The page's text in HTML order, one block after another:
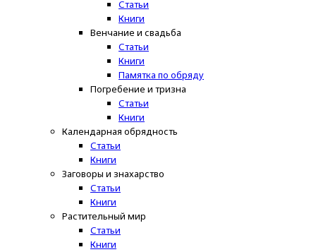
Статьи
Книги
Венчание и свадьба
Статьи
Книги
Памятка по обряду
Погребение и тризна
Статьи
Книги
Календарная обрядность
Статьи
Книги
Заговоры и знахарство
Статьи
Книги
Растительный мир
Статьи
Книги